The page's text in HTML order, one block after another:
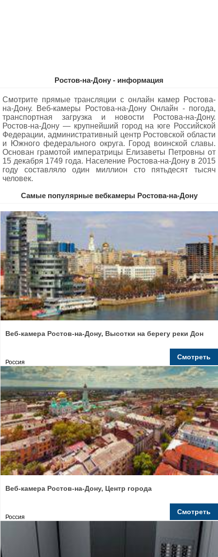
Ростов-на-Дону - информация
Смотрите прямые трансляции с онлайн камер Ростова-
на-Дону. Веб-камеры Ростова-на-Дону Oнлайн - погода,
транспортная загрузка и новости Ростова-на-Дону.
Ростов-на-Дону — крупнейший город на юге Российской
Федерации, административный центр Ростовской области
и Южного федерального округа. Город воинской славы.
Основан грамотой императрицы Елизаветы Петровны от
15 декабря 1749 года. Население Ростова-на-Дону в 2015
году составляло один миллион сто пятьдесят тысяч
человек.
Самые популярные вебкамеры Ростова-на-Дону
Веб-камера Ростов-на-Дону, Высотки на берегу реки Дон
Россия
Смотреть
Веб-камера Ростов-на-Дону, Центр города
Россия
Смотреть